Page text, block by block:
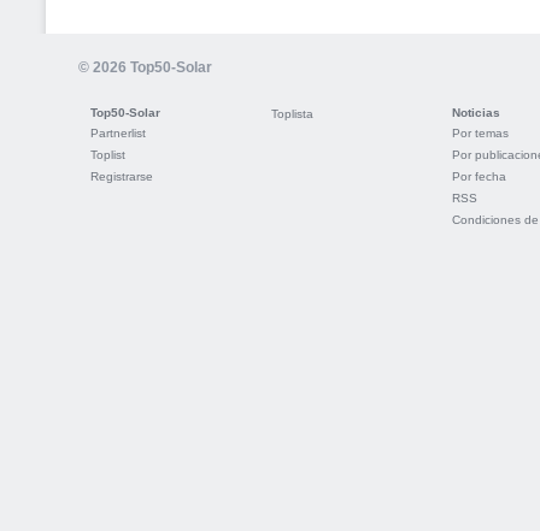
© 2026 Top50-Solar
Top50-Solar
Partnerlist
Toplist
Registrarse
Toplista
Noticias
Por temas
Por
Por fecha
RSS
Condiciones